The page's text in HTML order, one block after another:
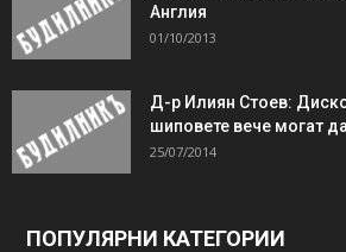
Англия
01/10/2013
Д-р Илиян Стоев:
шиповете вече могат
25/07/2014
ПОПУЛЯРНИ КАТЕГОРИИ